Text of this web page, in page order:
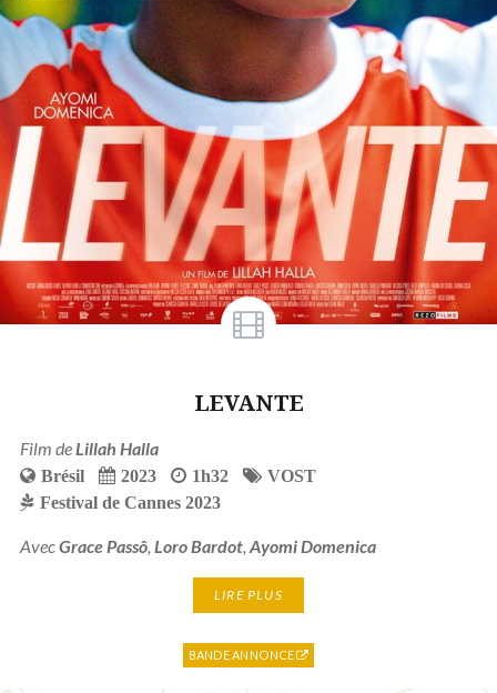
LEVANTE
Film de Lillah Halla
Brésil 2023 1h32
VOST
Festival de Cannes 2023
AvecGrace Passô, Loro Bardot, Ayomi Domenica
LIRE PLUS
BANDE ANNONCE